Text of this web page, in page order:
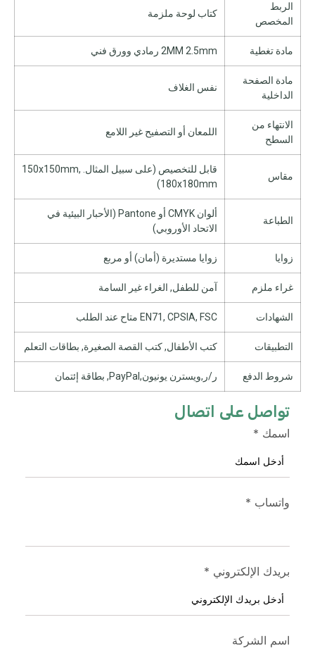
الربط
المخصص
كتاب لوحة ملزمة
مادة تغطية 2MM 2.5mm رمادي وورق فني
مادة الصفحة
الداخلية
نفس الغلاف
الانتهاء من
السطح
اللمعان أو التصفيح غير اللامع
مقاس
قابل للتخصيص (على سبيل المثال. 150x150mm,
180x180mm)
الطباعة
ألوان CMYK أو Pantone (الأحبار البيئية في
الاتحاد الأوروبي)
زوايا زوايا مستديرة (أمان) أو مربع
غراء ملزم آمن للطفل, الغراء غير السامة
الشهادات EN71, CPSIA, FSC متاح عند الطلب
التطبيقات كتب الأطفال, كتب القصة الصغيرة, بطاقات التعلم
شروط الدفع ر/ر,ويسترن يونيون,PayPal, بطاقة إئتمان
تواصل على اتصال
اسمك *
واتساب *
بريدك الإلكتروني *
اسم الشركة